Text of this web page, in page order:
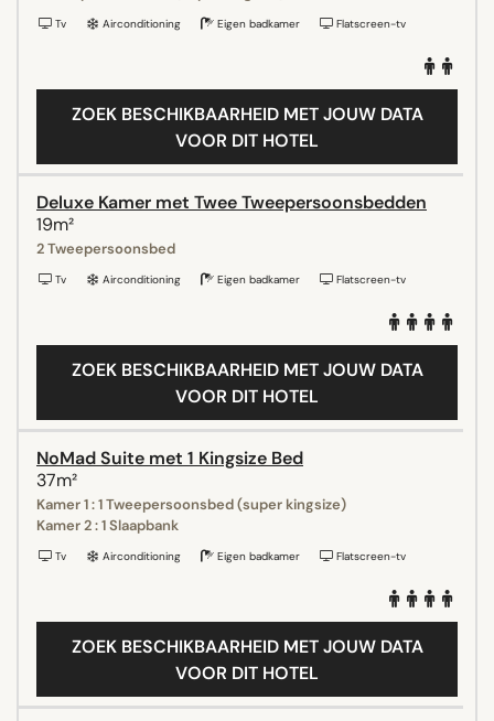
Tv Airconditioning Eigen badkamer Flatscreen-tv
ZOEK BESCHIKBAARHEID MET JOUW DATA
VOOR DIT HOTEL
Deluxe Kamer met Twee Tweepersoonsbedden
19m²
2 Tweepersoonsbed
Tv Airconditioning Eigen badkamer Flatscreen-tv
ZOEK BESCHIKBAARHEID MET JOUW DATA
VOOR DIT HOTEL
NoMad Suite met 1 Kingsize Bed
37m²
Kamer 1 : 1 Tweepersoonsbed (super kingsize)
Kamer 2 : 1 Slaapbank
Tv Airconditioning Eigen badkamer Flatscreen-tv
ZOEK BESCHIKBAARHEID MET JOUW DATA
VOOR DIT HOTEL